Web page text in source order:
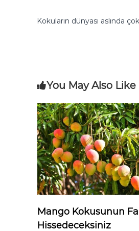
Kokuların dünyası aslında
You May Also Like
Mango Kokusunun
Hissedeceksiniz